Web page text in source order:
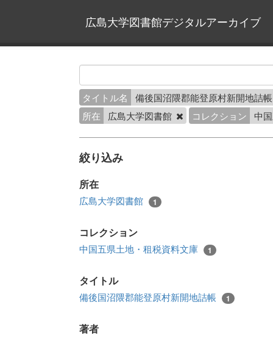
広島大学図書館デジタルアーカイブ
タイトル名
備後国沼隈郡能登原村新開地詰
所在
広島大学図書館 コレクション 中
絞り込み
所在
広島大学図書館 1
コレクション
中国五県土地・租税資料文庫 1
タイトル
備後国沼隈郡能登原村新開地詰帳 1
著者